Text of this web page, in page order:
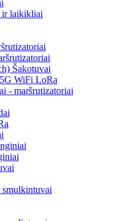
ir laikikliai
Šakotuvai
WiFi LoRa
- maršrutizatoriai